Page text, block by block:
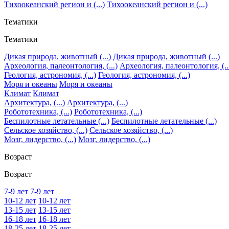
Тихоокеанский регион и (...) Тихоокеанский регион и (...)
Тематики
Тематики
Дикая природа, животный (...) Дикая природа, животный (...)
Археология, палеонтология, (...) Археология, палеонтология,
Геология, астрономия, (...) Геология, астрономия, (...)
Моря и океаны Моря и океаны
Климат Климат
Архитектура, (...) Архитектура, (...)
Робототехника, (...) Робототехника, (...)
Беспилотные летательные (...) Беспилотные летательные (...)
Сельское хозяйство, (...) Сельское хозяйство, (...)
Мозг, лидерство, (...) Мозг, лидерство, (...)
Возраст
Возраст
7-9 лет 7-9 лет
10-12 лет 10-12 лет
13-15 лет 13-15 лет
16-18 лет 16-18 лет